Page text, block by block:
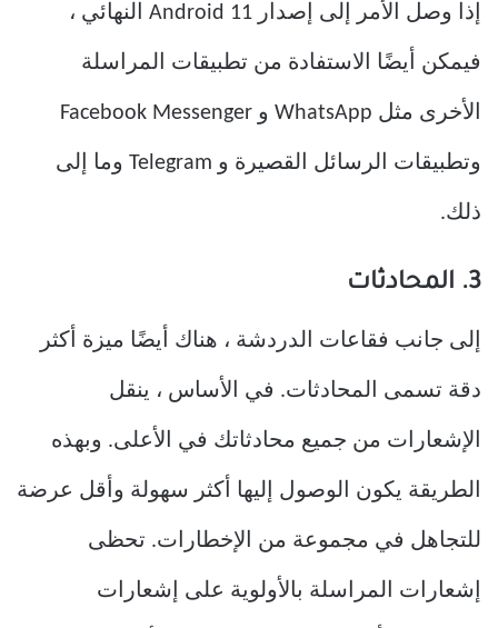
إذا وصل الأمر إلى إصدار Android 11 النهائي ،
فيمكن أيضًا الاستفادة من تطبيقات المراسلة
الأخرى مثل WhatsApp و Facebook Messenger
وتطبيقات الرسائل القصيرة و Telegram وما إلى
ذلك.
3. المحادثات
إلى جانب فقاعات الدردشة ، هناك أيضًا ميزة أكثر
دقة تسمى المحادثات. في الأساس ، ينقل
الإشعارات من جميع محادثاتك في الأعلى. وبهذه
الطريقة يكون الوصول إليها أكثر سهولة وأقل عرضة
للتجاهل في مجموعة من الإخطارات. تحظى
إشعارات المراسلة بالأولوية على إشعارات